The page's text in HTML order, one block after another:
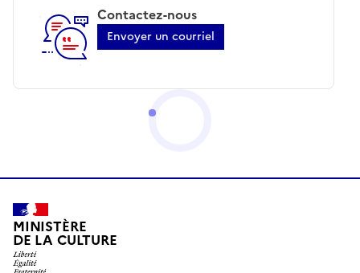
Contactez-nous
Envoyer un courriel
MINISTÈRE
DE LA CULTURE